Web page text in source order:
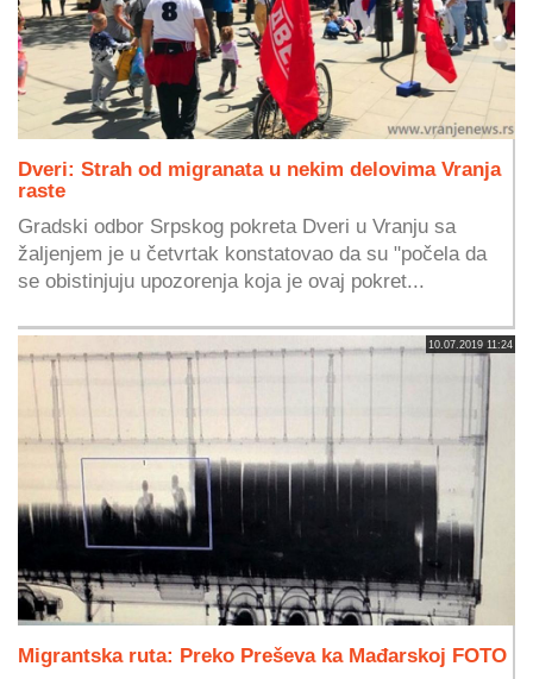
Dveri: Strah od migranata u nekim delovima Vranja
raste
Gradski odbor Srpskog pokreta Dveri u Vranju sa
žaljenjem je u četvrtak konstatovao da su "počela da
se obistinjuju upozorenja koja je ovaj pokret...
10.07.2019 11:24
Migrantska ruta: Preko Preševa ka Mađarskoj FOTO